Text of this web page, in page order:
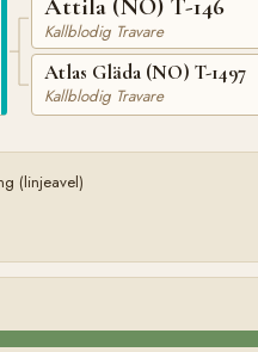
Attila (NO) T-146
Kallblodig Travare
Atlas Gläda (NO) T-1497
Kallblodig Travare
(linjeavel)